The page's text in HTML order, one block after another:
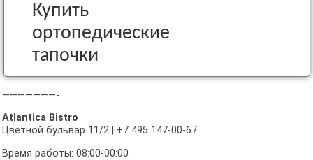
Купить
ортопедические
тапочки
———————-
Atlantica Bistro
Цветной бульвар 11/2 | +7 495 147-00-67
Время работы: 08:00-00:00